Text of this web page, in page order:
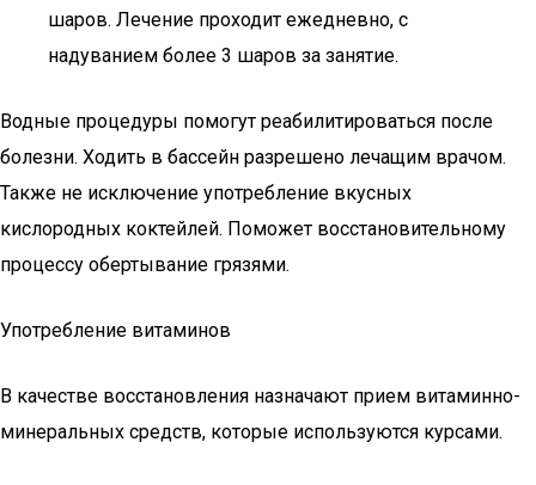
шаров. Лечение проходит ежедневно, с
надуванием более 3 шаров за занятие.
Водные процедуры помогут реабилитироваться после
болезни. Ходить в бассейн разрешено лечащим врачом.
Также не исключение употребление вкусных
кислородных коктейлей. Поможет восстановительному
процессу обертывание грязями.
Употребление витаминов
В качестве восстановления назначают прием витаминно-
минеральных средств, которые используются курсами.